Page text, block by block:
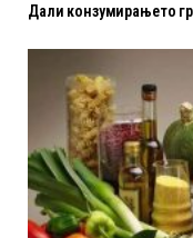
Дали конзумирањето